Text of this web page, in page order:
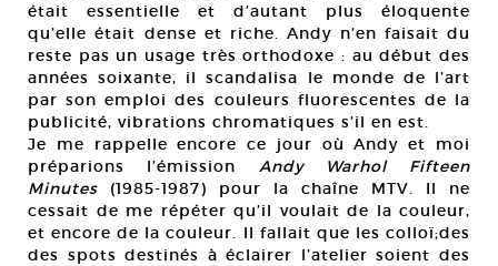
était essentielle et d’autant plus éloquente
qu’elle était dense et riche. Andy n’en faisait du
reste pas un usage très orthodoxe : au début des
années soixante, il scandalisa le monde de l’art
par son emploi des couleurs fluorescentes de la
publicité, vibrations chromatiques s’il en est.
Je me rappelle encore ce jour où Andy et moi
préparions l’émission Andy Warhol Fifteen
Minutes (1985-1987) pour la chaîne MTV. Il ne
cessait de me répéter qu’il voulait de la couleur,
et encore de la couleur. Il fallait que les colloï;des
des spots destinés à éclairer l’atelier soient des